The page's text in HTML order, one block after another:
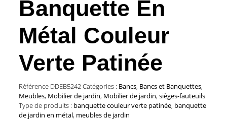
Banquette En
Métal Couleur
Verte Patinée
Référence DDEB5242Catégories : Bancs, Bancs et Banquettes,
Meubles, Mobilier de jardin, Mobilier de jardin,sièges-fauteuils
Type de produits : banquette couleur verte patinée, banquette
de jardin en métal, meubles de jardin